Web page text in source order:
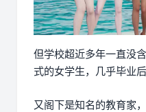
但学校超近多年一直没
式的女学生，几乎毕业
又阁下是知名的教育家